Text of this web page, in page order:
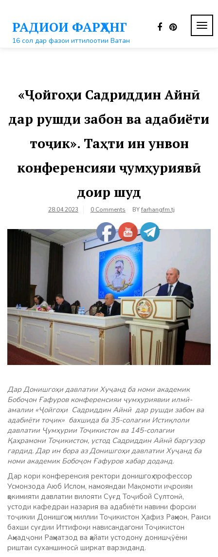
контентуРАДИОИ ФАРҲАНГ
16 сол дар фазои иттилоотии Ватан
«Ҷойгоҳи Садриддин Айнӣ
дар рушди забон ва адабиёти
тоҷик». Таҳти ин унвон
конференсияи ҷумҳуриявӣ
доир шуд
28.04.2023 0 Comments BYfarhangfm.tj
Дар Донишгоҳи давлатии Хуҷанд ба номи академик
Бобоҷон Ғафуров конференсияи ҷумҳуриявии илмӣ-
амалии «Ҷойгоҳи Садриддин Айнӣ дар рушди забон ва
адабиёти тоҷик» бахшида ба 35-солагии Истиқлоли
давлатии Ҷумҳурии Тоҷикистон ва 145-солагии
Қаҳрамони Тоҷикистон, устод Садриддин Айнӣ баргузор
гардид. Дар ин бора аз Донишгоҳи давлатии Хуҷанд ба
номи академик Бобоҷон Ғафуров хабар доданд.
Дар кори конференсия ректори донишгоҳ профессор
Усмонзода Аюб Ислом, намояндаи Мақомоти иҷроияи
ҳокимияти давлатии вилояти Суғд Тоҷибой Султонӣ,
устоди кафедраи назария ва адабиёти навини форсии
тоҷикии Донишгоҳи миллии Тоҷикистон Ҳафиз Раҳмон, Раиси
бахши суғдии Иттифоқи нависандагони Тоҷикистон
Аҳмадҷони Раҳматзод ва ҳайати устодону донишҷӯёни
риштаи суханшиносӣ ширкат варзиданд.